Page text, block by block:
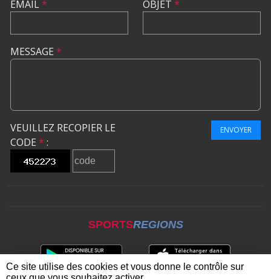
EMAIL* OBJET *
MESSAGE *
VEUILLEZ RECOPIER LE
CODE * :
ENVOYER
SPORTSREGIONS
Ce site utilise des cookies et vous donne le contrôle sur